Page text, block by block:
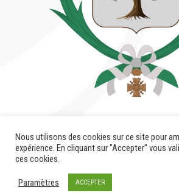
Phase étude
Nous utilisons des cookies sur ce site pour
expérience. En cliquant sur "Accepter" vous
ces cookies.
Paramètres ACCEPTER